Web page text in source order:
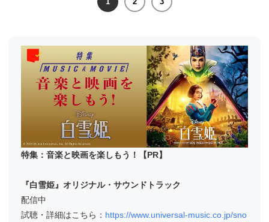
特集：音楽と映画を楽しもう！【PR】
『白雪姫』オリジナル・サウンドトラック
配信中
試聴・詳細はこちら： https://www.universal-music.co.jp/sno